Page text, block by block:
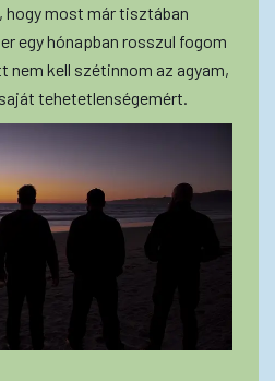
hogy most már tisztában
egy hónapban rosszul fogom
nem kell szétinnom az agyam,
tehetetlenségemért.